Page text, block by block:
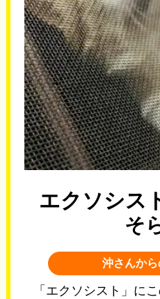
エクソシス
そ
沖さんから
「エクソシスト」に